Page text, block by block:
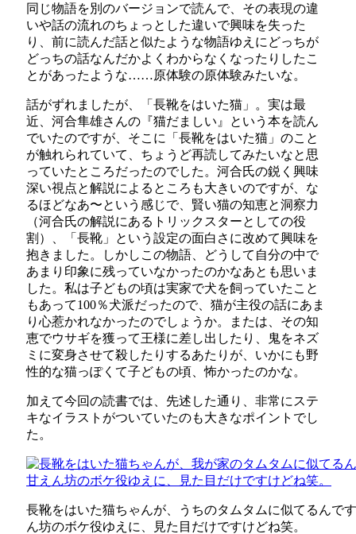
同じ物語を別のバージョンで読んで、その表現の違
いや話の流れのちょっとした違いで興味を失った
り、前に読んだ話と似たような物語ゆえにどっちが
どっちの話なんだかよくわからなくなったりしたこ
とがあったような……原体験の原体験みたいな。
話がずれましたが、「長靴をはいた猫」。実は最
近、河合隼雄さんの『猫だましい』という本を読ん
でいたのですが、そこに「長靴をはいた猫」のこと
が触れられていて、ちょうど再読してみたいなと思
っていたところだったのでした。河合氏の鋭く興味
深い視点と解説によるところも大きいのですが、な
るほどなあ〜という感じで、賢い猫の知恵と洞察力
（河合氏の解説にあるトリックスターとしての役
割）、「長靴」という設定の面白さに改めて興味を
抱きました。しかしこの物語、どうして自分の中で
あまり印象に残っていなかったのかなあとも思いま
した。私は子どもの頃は実家で犬を飼っていたこと
もあって100％犬派だったので、猫が主役の話にあま
り心惹かれなかったのでしょうか。または、その知
恵でウサギを獲って王様に差し出したり、鬼をネズ
ミに変身させて殺したりするあたりが、いかにも野
性的な猫っぽくて子どもの頃、怖かったのかな。
加えて今回の読書では、先述した通り、非常にステ
キなイラストがついていたのも大きなポイントでし
た。
長靴をはいた猫ちゃんが、うちのタムタムに似てるんで
ん坊のボケ役ゆえに、見た目だけですけどね笑。